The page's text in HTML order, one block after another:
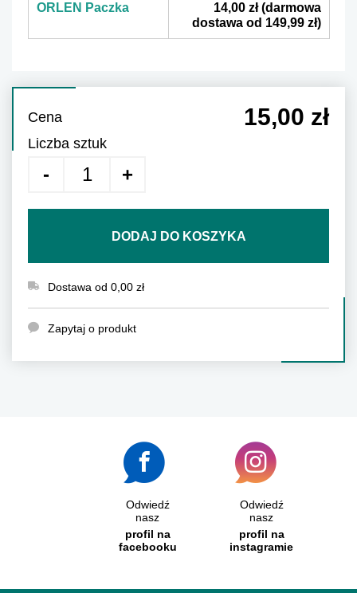
ORLEN Paczka 14,00 zł(darmowa
dostawa od 149,99 zł)
Cena 15,00 zł
Liczba sztuk
DODAJ DO KOSZYKA
Dostawa od 0,00 zł
Zapytaj o produkt
Odwiedź
nasz
profil na
facebooku
Odwiedź
nasz
profil na
instagramie